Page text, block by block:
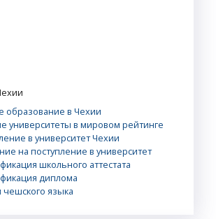
образование в Чехии
университеты в мировом рейтинге
в университет Чехии
на поступление в университет
школьного аттестата
диплома
языка